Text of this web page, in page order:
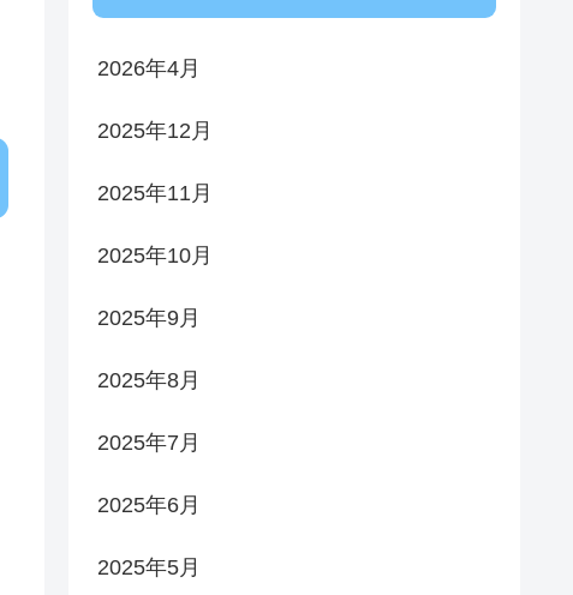
2026年4月
2025年12月
2025年11月
2025年10月
2025年9月
2025年8月
2025年7月
2025年6月
2025年5月